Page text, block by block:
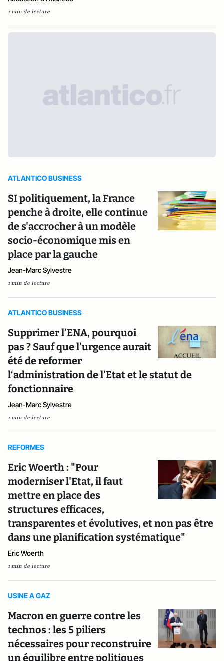
1 min de lecture
ATLANTICO BUSINESS
SI politiquement, la France
penche à droite, elle continue
de s'accrocher à un modèle
socio-économique mis en
place par la gauche
Jean-Marc Sylvestre
1 min de lecture
ATLANTICO BUSINESS
Supprimer l’ENA, pourquoi
pas ? Sauf que l’urgence aurait
été de reformer
l‘administration de l’Etat et le statut de
fonctionnaire
Jean-Marc Sylvestre
1 min de lecture
REFORMES
Eric Woerth : "Pour
moderniser l'Etat, il faut
mettre en place des
structures efficaces,
transparentes et évolutives, et non pas être
dans une planification systématique"
Eric Woerth
1 min de lecture
USINE A GAZ
Macron en guerre contre les
technos : les 5 piliers
nécessaires pour reconstruire
un équilibre entre politiques